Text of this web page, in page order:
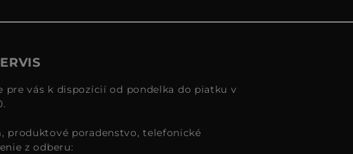
pre vás k dispozícií od pondelka do piatku v
produktové poradenstvo, telefonické
z odberu: